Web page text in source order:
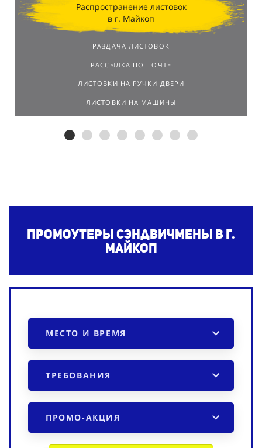
Распространение листовок
в г. Майкоп
РАЗДАЧА ЛИСТОВОК
РАССЫЛКА ПО ПОЧТЕ
ЛИСТОВКИ НА РУЧКИ ДВЕРИ
ЛИСТОВКИ НА МАШИНЫ
Промоутеры сэндвичмены в г.
Майкоп
МЕСТО И ВРЕМЯ
ТРЕБОВАНИЯ
ПРОМО-АКЦИЯ